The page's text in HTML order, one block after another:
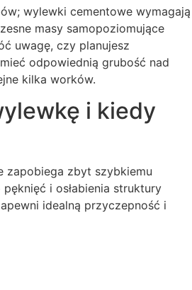
wylewki cementowe wymagają
masy samopoziomujące
uwagę, czy planujesz
odpowiednią grubość nad
kilka worków.
i kiedy
zapobiega zbyt szybkiemu
i osłabienia struktury
idealną przyczepność i